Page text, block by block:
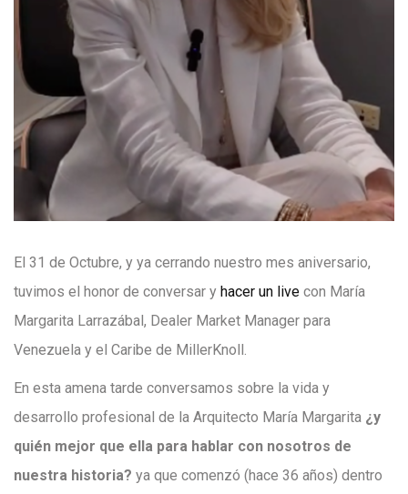
El 31 de Octubre, y ya cerrando nuestro mes aniversario,
tuvimos el honor de conversar y hacer un live con María
Margarita Larrazábal, Dealer Market Manager para
Venezuela y el Caribe de MillerKnoll.
En esta amena tarde conversamos sobre la vida y
desarrollo profesional de la Arquitecto María Margarita ¿y
quién mejor que ella para hablar con nosotros de
nuestra historia? ya que comenzó (hace 36 años) dentro